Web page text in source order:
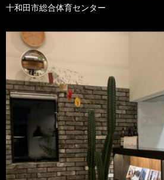
十和田市総合体育センター